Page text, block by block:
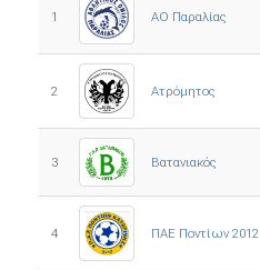
1 ΑΟ Παραλίας
2 Ατρόμητος
3 Βατανιακός
4 ΠΑΕ Ποντίων 2012